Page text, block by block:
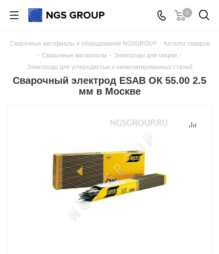
0
Сварочные материалы и оборудование NGSGROUP - Каталог товаров
- Сварочные материалы - Электроды для сварки -
Электроды для углеродистых и низколегированных сталей
Сварочный электрод ESAB ОК 55.00 2.5
мм в Москве